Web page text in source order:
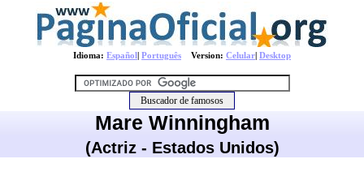
Idioma: Español| Português Version: Celular| Desktop
Mare Winningham
(Actriz - Estados Unidos)